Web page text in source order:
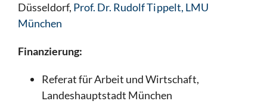
Düsseldorf, Prof. Dr. Rudolf Tippelt, LMU
München
Finanzierung:
Referat für Arbeit und Wirtschaft,
Landeshauptstadt München